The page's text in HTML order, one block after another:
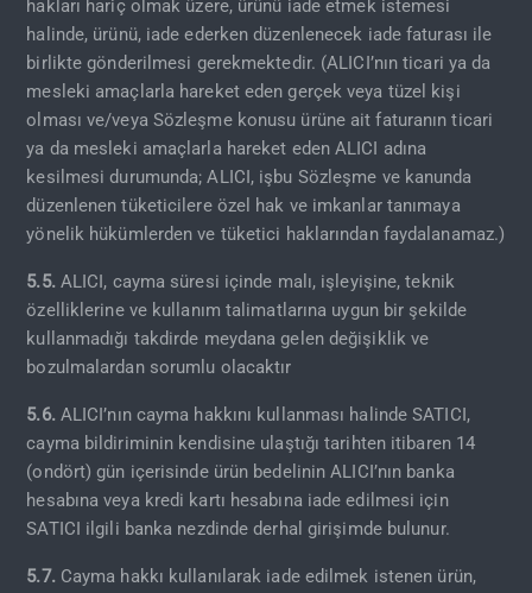
hakları hariç olmak üzere, ürünü iade etmek istemesi
halinde, ürünü, iade ederken düzenlenecek iade faturası ile
birlikte gönderilmesi gerekmektedir. (ALICI’nın ticari ya da
mesleki amaçlarla hareket eden gerçek veya tüzel kişi
olması ve/veya Sözleşme konusu ürüne ait faturanın ticari
ya da mesleki amaçlarla hareket eden ALICI adına
kesilmesi durumunda; ALICI, işbu Sözleşme ve kanunda
düzenlenen tüketicilere özel hak ve imkanlar tanımaya
yönelik hükümlerden ve tüketici haklarından faydalanamaz.)
5.5.ALICI, cayma süresi içinde malı, işleyişine, teknik
özelliklerine ve kullanım talimatlarına uygun bir şekilde
kullanmadığı takdirde meydana gelen değişiklik ve
bozulmalardan sorumlu olacaktır
5.6.ALICI’nın cayma hakkını kullanması halinde SATICI,
cayma bildiriminin kendisine ulaştığı tarihten itibaren 14
(ondört) gün içerisinde ürün bedelinin ALICI’nın banka
hesabına veya kredi kartı hesabına iade edilmesi için
SATICI ilgili banka nezdinde derhal girişimde bulunur.
5.7.Cayma hakkı kullanılarak iade edilmek istenen ürün,